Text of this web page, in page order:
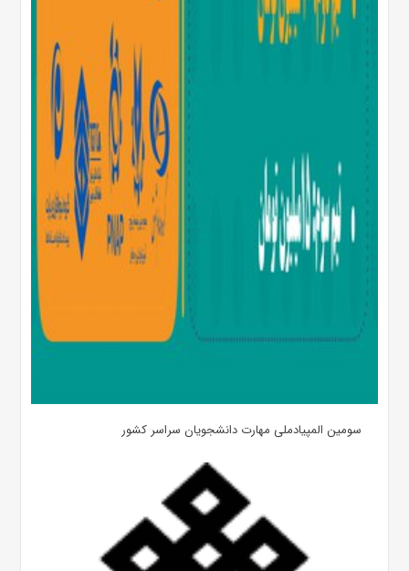
سومین المپیادملی مهارت دانشجویان سراسر کشور